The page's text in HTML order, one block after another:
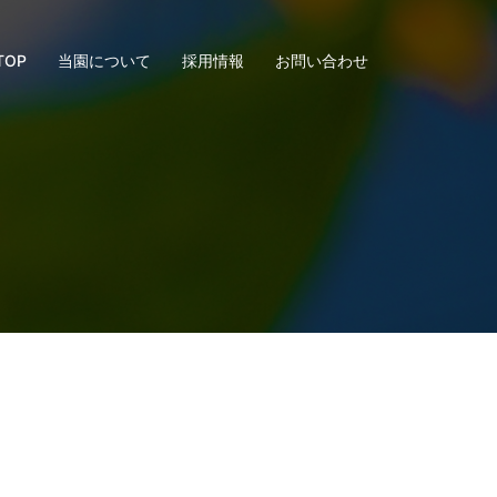
当園について 採用情報 お問い合わせ